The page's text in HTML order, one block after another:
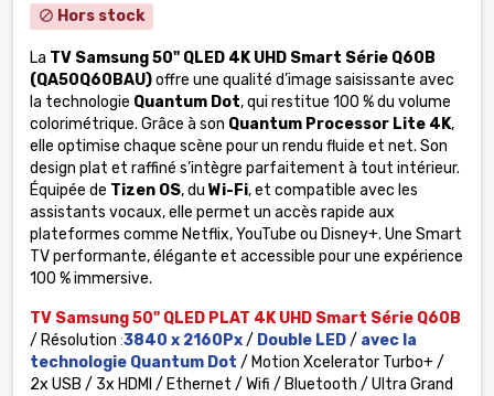
block Hors stock
La TV Samsung 50" QLED 4K UHD Smart Série Q60B
(QA50Q60BAU)offre une qualité d’image saisissante avec
la technologie Quantum Dot, qui restitue 100 % du volume
colorimétrique. Grâce à son Quantum Processor Lite 4K,
elle optimise chaque scène pour un rendu fluide et net. Son
design plat et raffiné s’intègre parfaitement à tout intérieur.
Équipée de Tizen OS, du Wi-Fi, et compatible avec les
assistants vocaux, elle permet un accès rapide aux
plateformes comme Netflix, YouTube ou Disney+. Une Smart
TV performante, élégante et accessible pour une expérience
100 % immersive.
TV Samsung 50" QLED PLAT 4K UHD Smart Série Q60B
/ Résolution :3840 x 2160Px/ Double LED/ avec la
technologie Quantum Dot / Motion Xcelerator Turbo+ /
2x USB / 3x HDMI / Ethernet / Wifi / Bluetooth / Ultra Grand